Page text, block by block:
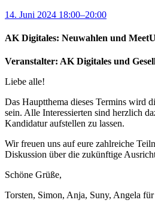
14. Juni 2024 18:00–20:00
AK Digitales: Neuwahlen und
Veranstalter: AK Digitales und
Liebe alle!
Das Hauptthema dieses Termins wird
sein. Alle Interessierten sind herzlich
Kandidatur aufstellen zu lassen.
Wir freuen uns auf eure zahlreiche
Diskussion über die zukünftige
Schöne Grüße,
Torsten, Simon, Anja, Suny, Angela